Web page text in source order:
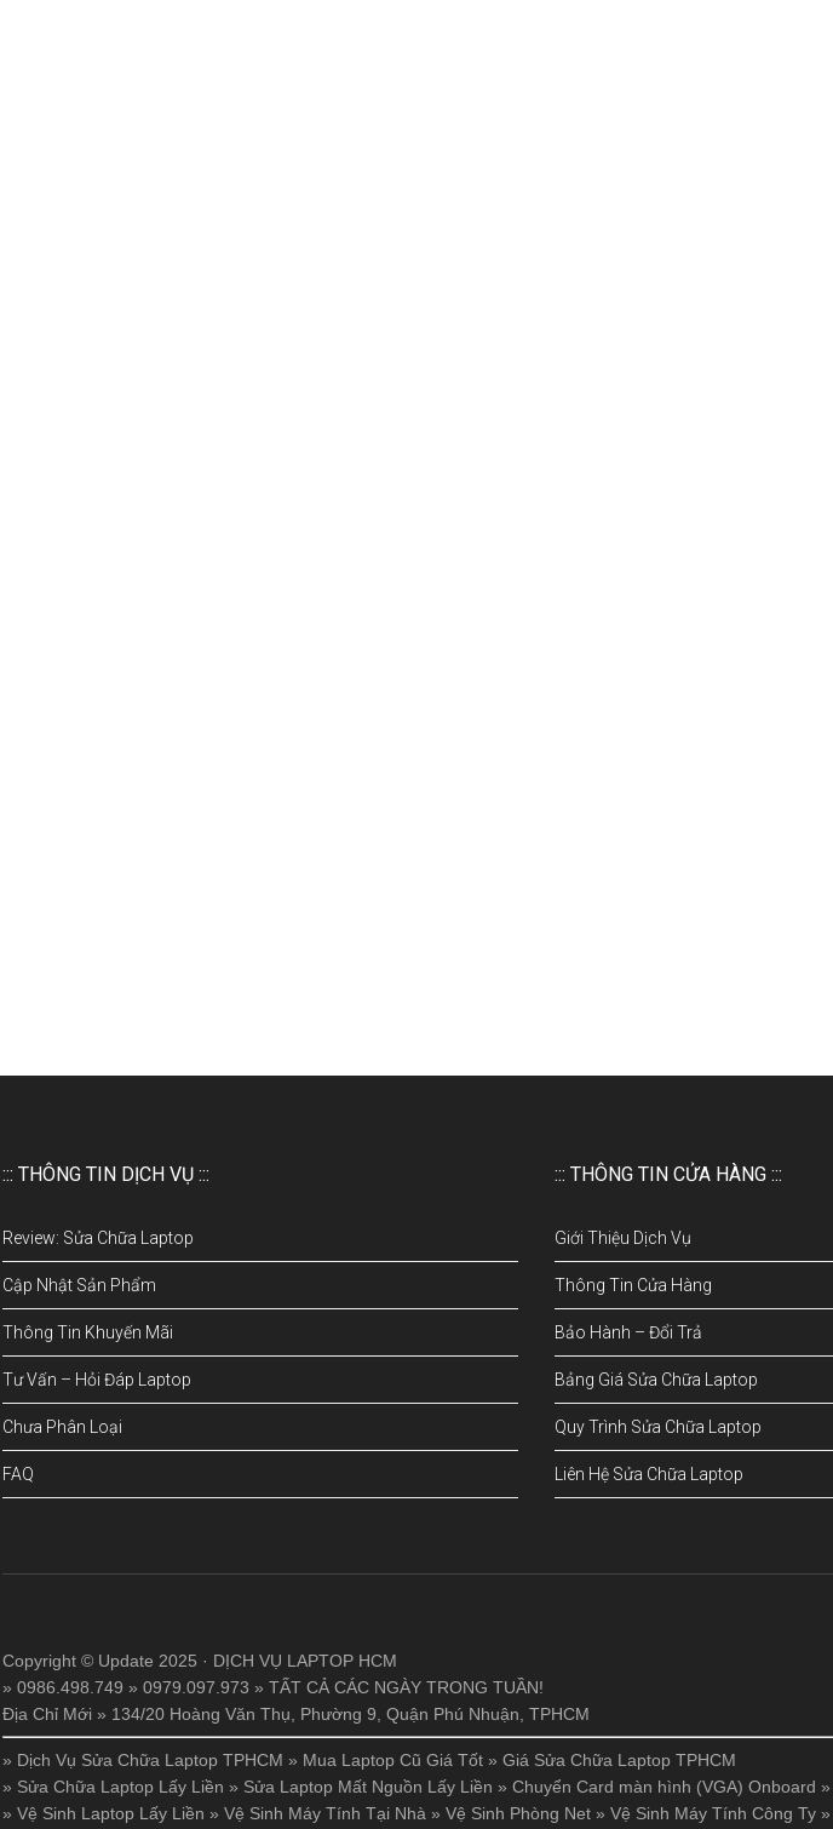
::: THÔNG TIN DỊCH VỤ :::
Review: Sửa Chữa Laptop
Cập Nhật Sản Phẩm
Thông Tin Khuyến Mãi
Tư Vấn – Hỏi Đáp Laptop
Chưa Phân Loại
FAQ
::: THÔNG TIN CỬA HÀNG :::
Giới Thiệu Dịch Vụ
Thông Tin Cửa Hàng
Bảo Hành – Đổi Trả
Bảng Giá Sửa Chữa Laptop
Quy Trình Sửa Chữa Laptop
Liên Hệ Sửa Chữa Laptop
Copyright © Update 2025 · DỊCH VỤ LAPTOP HCM
» 0986.498.749 » 0979.097.973 » TẤT CẢ CÁC NGÀY TRONG TUẦN!
Địa Chỉ Mới » 134/20 Hoàng Văn Thụ, Phường 9, Quận Phú Nhuận, TPHCM
» Dịch Vụ Sửa Chữa Laptop TPHCM » Mua Laptop Cũ Giá Tốt » Giá Sửa Chữa Laptop TPHCM
» Sửa Chữa Laptop Lấy Liền » Sửa Laptop Mất Nguồn Lấy Liền » Chuyển Card màn hình (VGA) Onboard »
» Vệ Sinh Laptop Lấy Liền » Vệ Sinh Máy Tính Tại Nhà » Vệ Sinh Phòng Net » Vệ Sinh Máy Tính Công Ty »